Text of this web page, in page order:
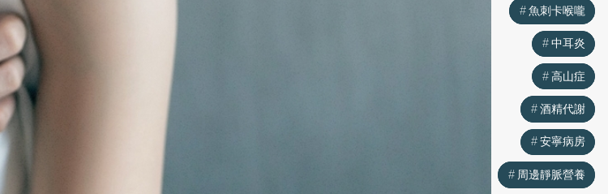
魚刺卡喉嚨
中耳炎
高山症
酒精代謝
安寧病房
周邊靜脈營養
魚刺卡喉嚨
中耳炎
高山症
酒精代謝
安寧病房
周邊靜脈營養